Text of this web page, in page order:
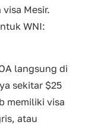
Mesir.
WNI:
langsung di
sekitar $25
memiliki visa
atau